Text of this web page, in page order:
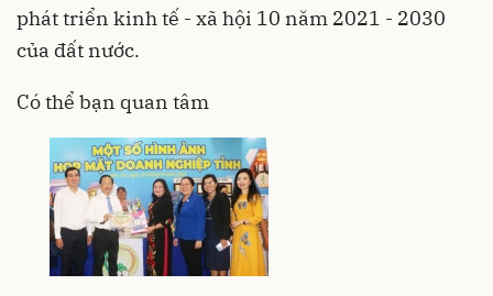
phát triển kinh tế - xã hội 10 năm 2021 - 2030
của đất nước.
Có thể bạn quan tâm